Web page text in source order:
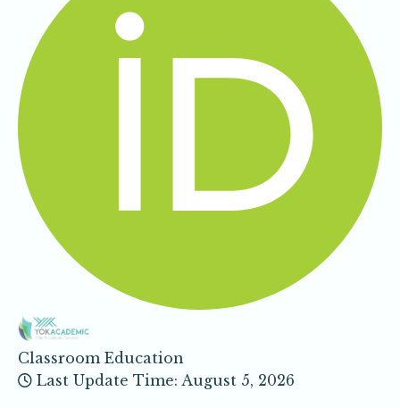
Classroom Education
Last Update Time: August 5, 2026